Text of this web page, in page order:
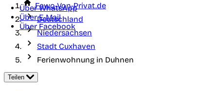
Über WhatsApp
Über E-Mail
Über Facebook
Fewo-Von-Privat.de
Deutschland
Niedersachsen
Stadt Cuxhaven
Ferienwohnung in Duhnen
Teilen